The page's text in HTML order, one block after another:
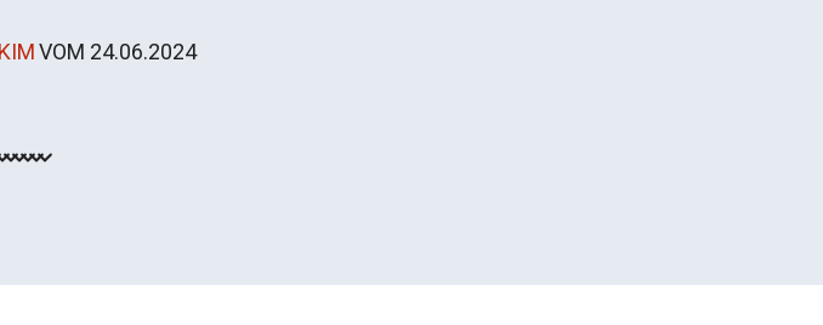
KIMVOM 24.06.2024